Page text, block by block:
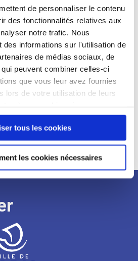
de personnaliser le contenu
des fonctionnalités relatives aux
notre trafic. Nous
des informations sur l'utilisation de
de médias sociaux, de
peuvent combiner celles-ci
que vous leur avez fournies
lors de votre utilisation de leurs
site Web.
tous les cookies
les cookies nécessaires
: